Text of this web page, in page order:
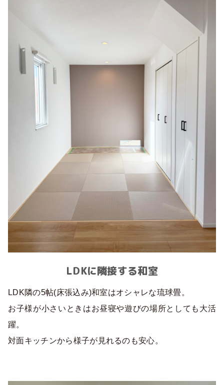
LDKに隣接する和室
LDK隣の5帖(床張込み)和室はオシャレな琉球畳。
お子様が小さいときはお昼寝や遊びの場所としても大活
躍。
対面キッチンから様子が見れるのも安心。